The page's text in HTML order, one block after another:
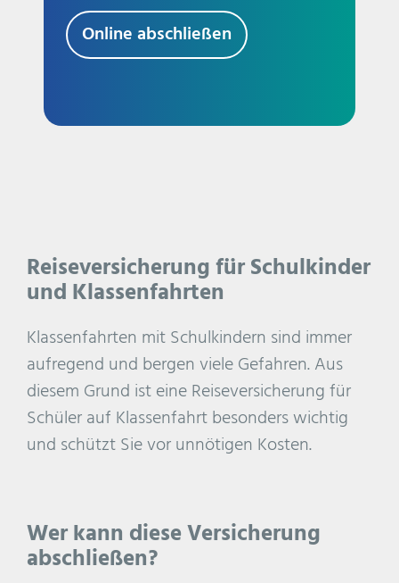
Online abschließen
Reiseversicherung für Schulkinder
und Klassenfahrten
Klassenfahrten mit Schulkindern sind immer
aufregend und bergen viele Gefahren. Aus
diesem Grund ist eine Reiseversicherung für
Schüler auf Klassenfahrt besonders wichtig
und schützt Sie vor unnötigen Kosten.
Wer kann diese Versicherung
abschließen?